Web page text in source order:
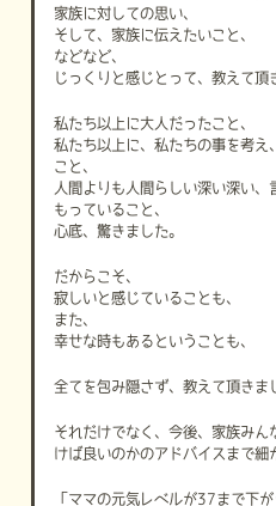
家族に対しての思い、
そして、家族に伝えたいこと、
などなど、
じっくりと感じとって、教えて頂
私たち以上に大人だったこと、
私たち以上に、私たちの事を考え
こと、
人間よりも人間らしい深い深い
もっていること、
心底、驚きました。
だからこそ、
寂しいと感じていることも、
また、
幸せな時もあるということも、
全てを包み隠さず、教えて頂きま
それだけでなく、今後、家族みん
けば良いのかのアドバイスまで細
「ママの元気レベルが37まで下が